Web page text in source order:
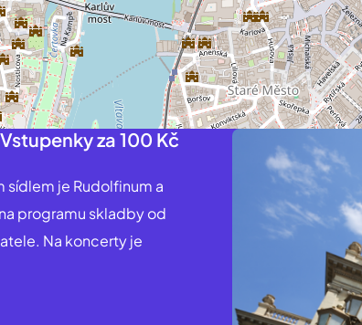
za 100 Kč
sídlem je Rudolfinum a
programu skladby od
Na koncerty je